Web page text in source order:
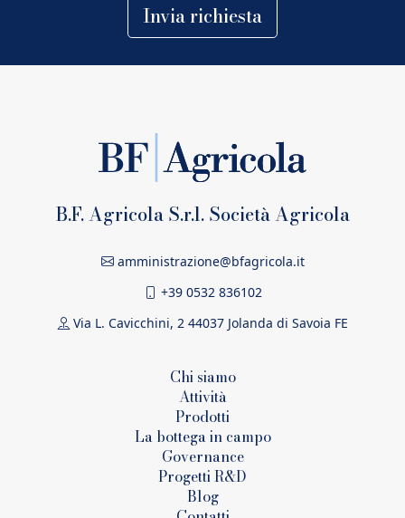
Invia richiesta
B.F. Agricola S.r.l. Società Agricola
amministrazione@bfagricola.it
+39 0532 836102
Via L. Cavicchini, 2 44037 Jolanda di Savoia FE
Chi siamo
Attività
Prodotti
La bottega in campo
Governance
Progetti R&D
Blog